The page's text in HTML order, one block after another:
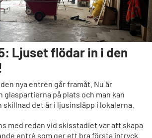
Ljuset flödar in i den
nya entrén går framåt. Nu är
glaspartierna på plats och man kan
skillnad det är i ljusinsläpp i lokalerna.
med redan vid skisstadiet var att skapa
entré som ger ett bra första intryck